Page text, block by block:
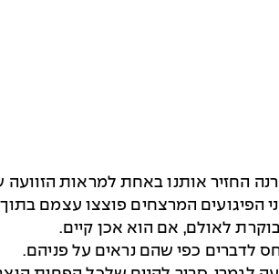
הפיגועים המרצחים פוצצו עצמם
לאולם, אם הוא אכן קיים.
לדברים כפי שהם נראים על פניהם.